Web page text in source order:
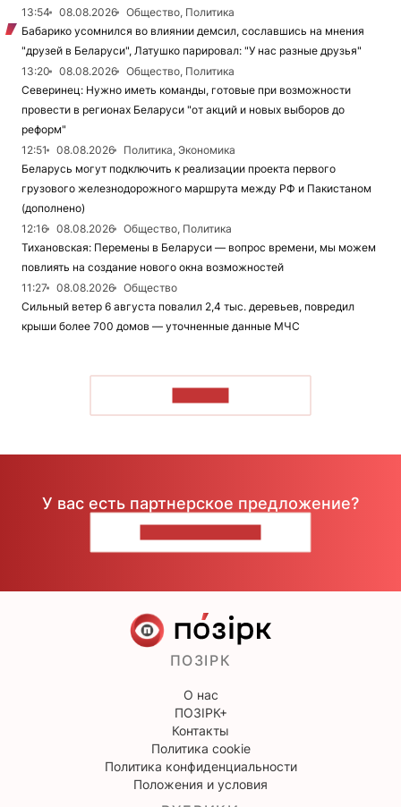
13:54
08.08.2026
Общество, Политика
Бабарико усомнился во влиянии демсил, сославшись на мнения
"друзей в Беларуси", Латушко парировал: "У нас разные друзья"
13:20
08.08.2026
Общество, Политика
Северинец: Нужно иметь команды, готовые при возможности
провести в регионах Беларуси "от акций и новых выборов до
реформ"
12:51
08.08.2026
Политика, Экономика
Беларусь могут подключить к реализации проекта первого
грузового железнодорожного маршрута между РФ и Пакистаном
(дополнено)
12:16
08.08.2026
Общество, Политика
Тихановская: Перемены в Беларуси — вопрос времени, мы можем
повлиять на создание нового окна возможностей
11:27
08.08.2026
Общество
Сильный ветер 6 августа повалил 2,4 тыс. деревьев, повредил
крыши более 700 домов — уточненные данные МЧС
У вас есть партнерское предложение?
ПОЗІРК
О нас
ПОЗІРК+
Контакты
Политика cookie
Политика конфиденциальности
Положения и условия